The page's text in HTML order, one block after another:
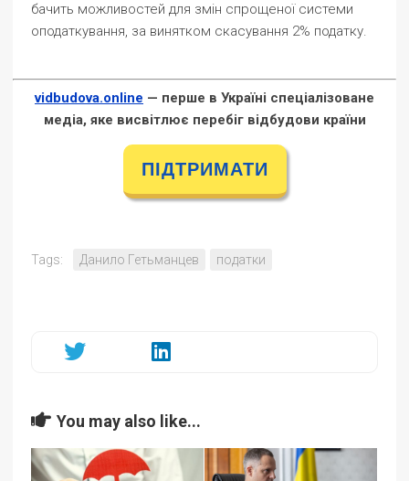
бачить можливостей для змін спрощеної системи
оподаткування, за винятком скасування 2% податку.
vidbudova.online — перше в Україні спеціалізоване
медіа, яке висвітлює перебіг відбудови країни
ПІДТРИМАТИ
Tags: Данило Гетьманцев податки
You may also like...